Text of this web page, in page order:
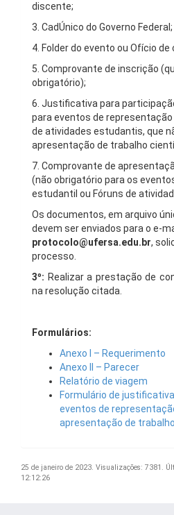
discente;
3. CadÚnico do Governo Federal;
4. Folder do evento ou Ofício de
5. Comprovante de inscrição
obrigatório);
6. Justificativa para
para eventos de
de atividades estudantis, que
apresentação de trabalho
7. Comprovante de
(não obrigatório para os
estudantil ou Fóruns de
Os documentos, em arquivo
devem ser enviados para o e-
protocolo@ufersa.edu.br,
processo.
3º: Realizar a prestação de
na resolução citada.
Formulários:
Anexo I – Requerimento
Anexo II – Parecer
Relatório de viagem
Formulário de
eventos de
apresentação de
25 de janeiro de 2023. Visualizações: 7381.
12:12:26